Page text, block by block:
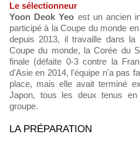
Le sélectionneur
Yoon Deok Yeo est un ancien
participé à la Coupe du monde
depuis 2013, il travaille dans la
Coupe du monde, la Corée du
finale (défaite 0-3 contre la
d'Asie en 2014, l'équipe n'a pas
place, mais elle avait terminé
Japon, tous les deux tenus
groupe.
LA PRÉPARATION